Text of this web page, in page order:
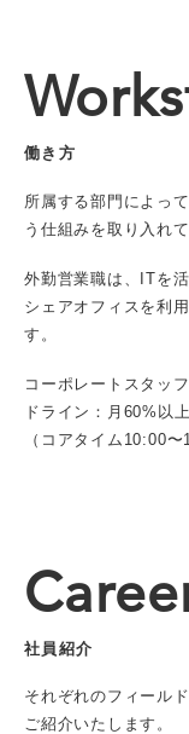
働き方
所属する部門によっ
う仕組みを取り入れて
外勤営業職は、ITを
シェアオフィスを利
す。
コーポレートスタッ
ドライン：月60%以
（コアタイム10:00
社員紹介
それぞれのフィール
ご紹介いたします。